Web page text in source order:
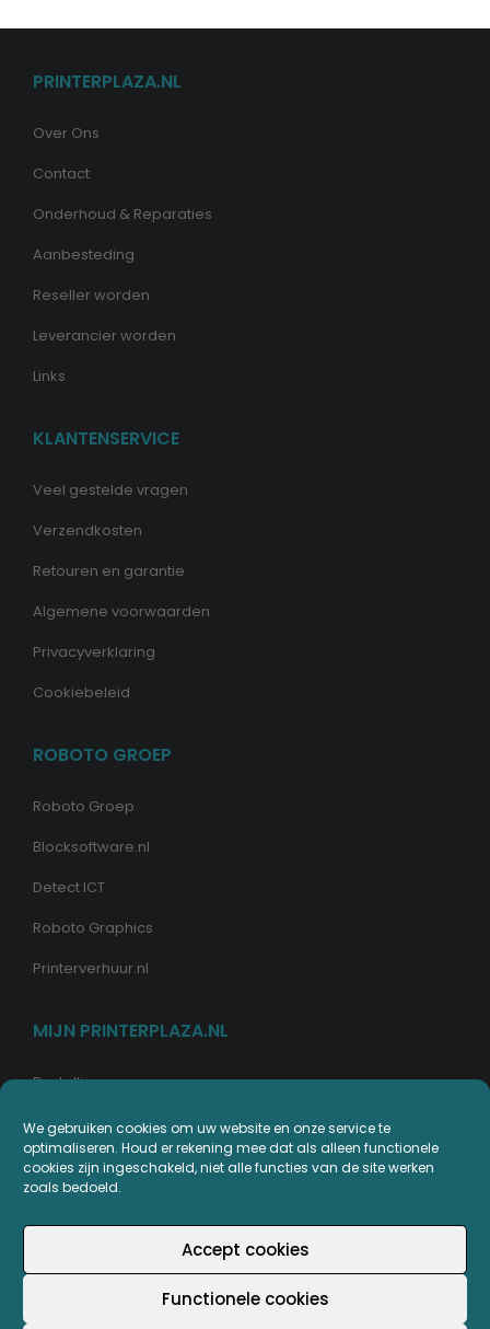
We gebruiken cookies om uw website en onze service te
optimaliseren. Houd er rekening mee dat als alleen functionele
cookies zijn ingeschakeld, niet alle functies van de site werken
zoals bedoeld.
Accept cookies
Functionele cookies
PRINTERPLAZA.NL
Over Ons
Contact
Onderhoud & Reparaties
Aanbesteding
Reseller worden
Leverancier worden
Links
KLANTENSERVICE
Veel gestelde vragen
Verzendkosten
Retouren en garantie
Algemene voorwaarden
Privacyverklaring
Cookiebeleid
ROBOTO GROEP
Roboto Groep
Blocksoftware.nl
Detect ICT
Roboto Graphics
Printerverhuur.nl
MIJN PRINTERPLAZA.NL
Bestellingen
Mijn Printerpunten
Retouren
© Copyright - Printerplaza.nl